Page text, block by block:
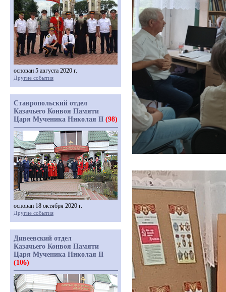
основан 5 августа 2020 г.
Другие события
Ставропольский отдел
Казачьего Конвоя Памяти
Царя Мученика Николая II (98)
основан 18 октября 2020 г.
Другие события
Дивеевский отдел
Казачьего Конвоя Памяти
Царя Мученика Николая II
(106)